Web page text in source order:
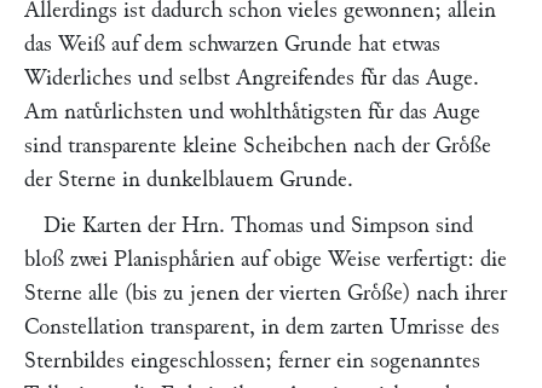
Allerdings ist dadurch schon vieles gewonnen; allein
das Weiß auf dem schwarzen Grunde hat etwas
Widerliches und selbst Angreifendes fuͤr das Auge.
Am natuͤrlichsten und wohlthaͤtigsten fuͤr das Auge
sind transparente kleine Scheibchen nach der Groͤße
der Sterne in dunkelblauem Grunde.
Die Karten der Hrn. Thomas und Simpson sind
bloß zwei Planisphaͤrien auf obige Weise verfertigt: die
Sterne alle (bis zu jenen der vierten Groͤße) nach ihrer
Constellation transparent, in dem zarten Umrisse des
Sternbildes eingeschlossen; ferner ein sogenanntes